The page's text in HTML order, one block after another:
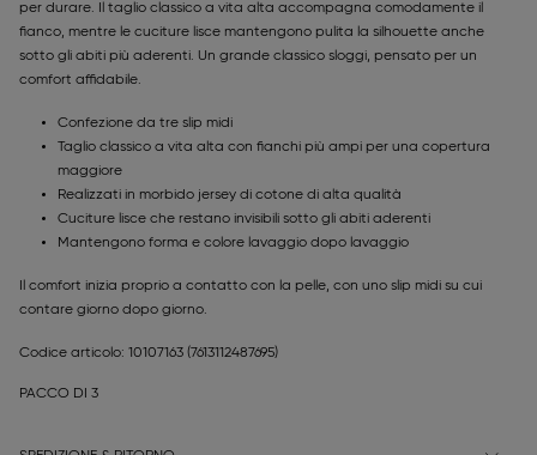
per durare. Il taglio classico a vita alta accompagna comodamente il
fianco, mentre le cuciture lisce mantengono pulita la silhouette anche
sotto gli abiti più aderenti. Un grande classico sloggi, pensato per un
comfort affidabile.
Confezione da tre slip midi
Taglio classico a vita alta con fianchi più ampi per una copertura
maggiore
Realizzati in morbido jersey di cotone di alta qualità
Cuciture lisce che restano invisibili sotto gli abiti aderenti
Mantengono forma e colore lavaggio dopo lavaggio
Il comfort inizia proprio a contatto con la pelle, con uno slip midi su cui
contare giorno dopo giorno.
Codice articolo: 10107163 (7613112487695)
PACCO DI 3